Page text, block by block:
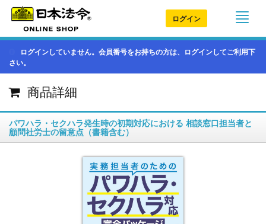
ログイン
ログインしていません。会員番号をお持ちの方は、ログインしてご利用下
さい。
商品詳細
パワハラ・セクハラ発生時の初期対応における 相談窓口担当者と
顧問社労士の留意点（書籍含む）